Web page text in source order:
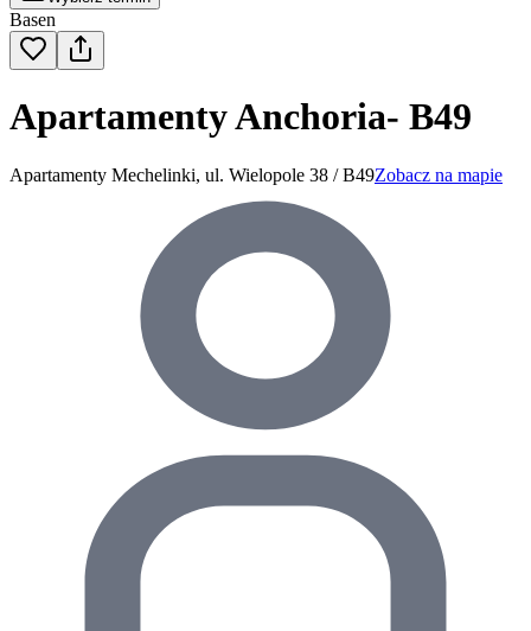
Basen
Apartamenty Anchoria- B49
Apartamenty Mechelinki, ul. Wielopole 38 / B49Zobacz na mapie